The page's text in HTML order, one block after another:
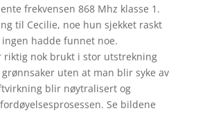
frekvensen 868 Mhz klasse 1.
til Cecilie, noe hun sjekket raskt
ingen hadde funnet noe.
riktig nok brukt i stor utstrekning
uten at man blir syke av
blir nøytralisert og
Se bildene